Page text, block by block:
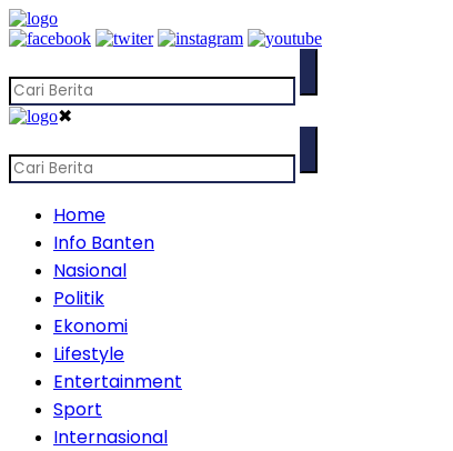
✖
Home
Info Banten
Nasional
Politik
Ekonomi
Lifestyle
Entertainment
Sport
Internasional